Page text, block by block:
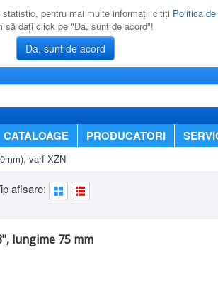
pentru mai multe informaţii citiţi Politica
să daţi click pe "Da, sunt de acord"!
Da, sunt de acord
CATALOAGE PRODUCATORI
varf XZN
afisare:
lungime 75 mm